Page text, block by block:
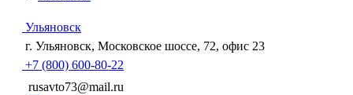
Ульяновск
г. Ульяновск, Московское шоссе, 72, офис 23
+7 (800) 600-80-22
rusavto73@mail.ru